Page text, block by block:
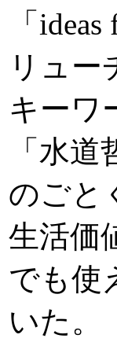
「
リュー
キーワ
「水
のごと
生活価
でも使
いた。